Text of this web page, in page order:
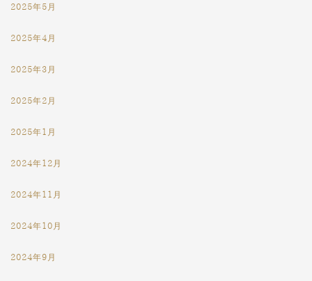
2025年5月
2025年4月
2025年3月
2025年2月
2025年1月
2024年12月
2024年11月
2024年10月
2024年9月